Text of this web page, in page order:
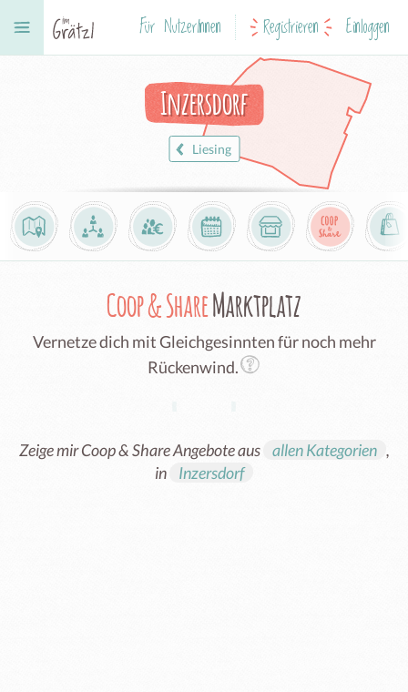
Für NutzerInnen Registrieren Einloggen
Inzersdorf
Liesing
Coop & ShareMarktplatz
Vernetze dich mit Gleichgesinnten für noch mehr
Rückenwind.
Zeige mir Coop & Share Angebote aus allen Kategorien ,
in
Inzersdorf